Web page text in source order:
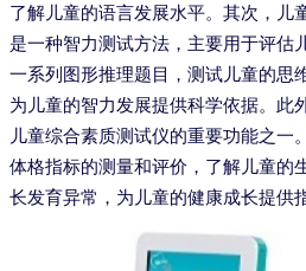
了解儿童的语言发展水平。其次，儿
是一种智力测试方法，主要用于评估
一系列图形推理题目，测试儿童的思
为儿童的智力发展提供科学依据。此
儿童综合素质测试仪的重要功能之一
体格指标的测量和评价，了解儿童的
长发育异常，为儿童的健康成长提供